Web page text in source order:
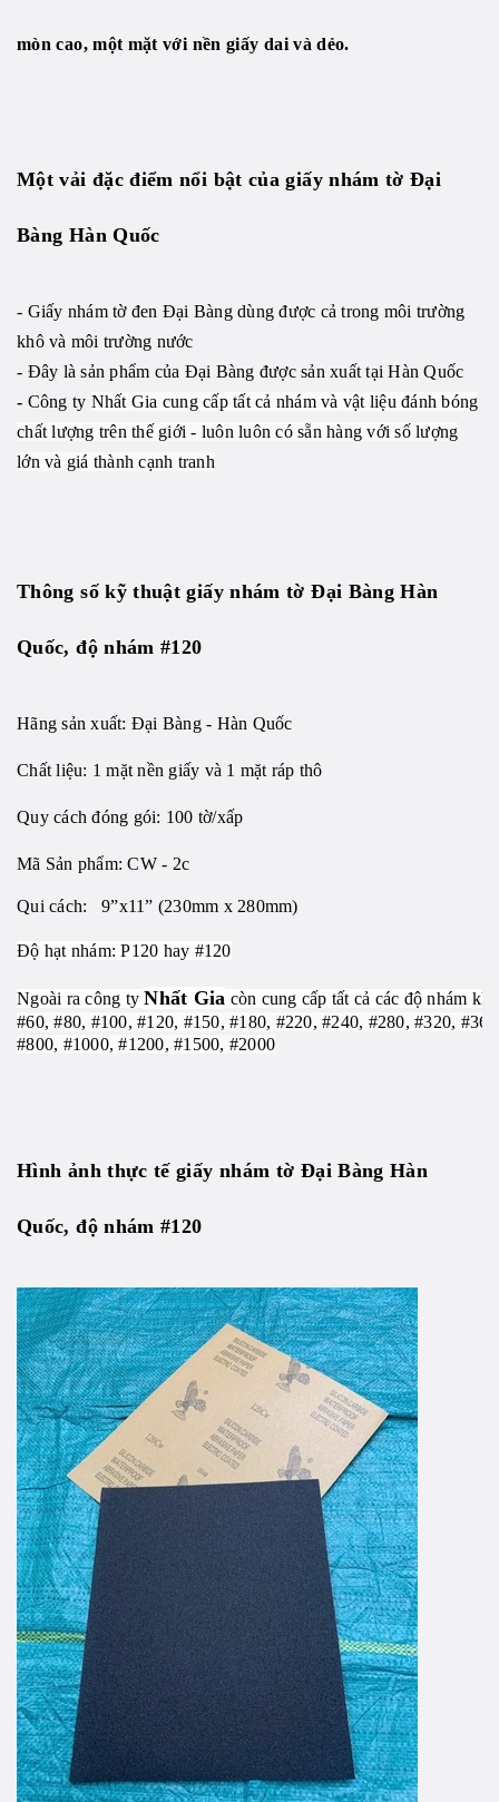
mòn cao, một mặt với nền giấy dai và dẻo.
Một vải đặc điểm nổi bật của giấy nhám tờ Đại
Bàng Hàn Quốc
- Giấy nhám tờ đen Đại Bàng dùng được cả trong môi trường
khô và môi trường nước
- Đây là sản phẩm của Đại Bàng được sản xuất tại Hàn Quốc
- Công ty Nhất Gia cung cấp tất cả nhám và vật liệu đánh bóng
chất lượng trên thế giới - luôn luôn có sẵn hàng với số lượng
lớn và giá thành cạnh tranh
Thông số kỹ thuật giấy nhám tờ Đại Bàng Hàn
Quốc, độ nhám #120
Hãng sản xuất: Đại Bàng - Hàn Quốc
Chất liệu: 1 mặt nền giấy và 1 mặt ráp thô
Quy cách đóng gói: 100 tờ/xấp
Mã Sản phẩm: CW - 2c
Qui cách: 9”x11” (230mm x 280mm)
Độ hạt nhám: P120 hay #120
Ngoài ra công tyNhất Gia còn cung cấp tất cả các độ nhám
#60, #80, #100, #120, #150, #180, #220, #240, #280, #320,
#800, #1000, #1200, #1500, #2000
Hình ảnh thực tế giấy nhám tờ Đại Bàng Hàn
Quốc, độ nhám #120